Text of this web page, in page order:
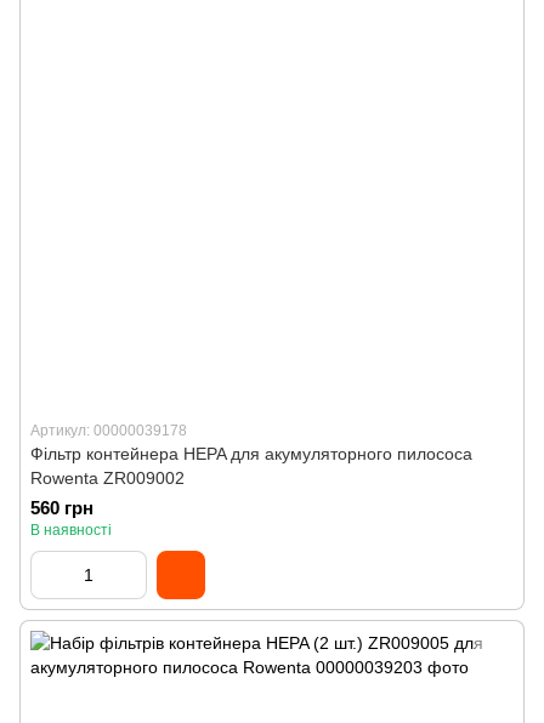
Артикул: 00000039178
Фільтр контейнера HEPA для акумуляторного пилососа
Rowenta ZR009002
560 грн
В наявності